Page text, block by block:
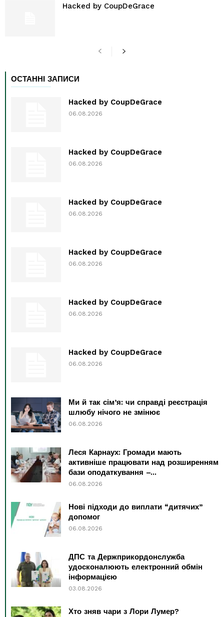
Hacked by CoupDeGrace
ОСТАННІ ЗАПИСИ
Hacked by CoupDeGrace
06.08.2026
Hacked by CoupDeGrace
06.08.2026
Hacked by CoupDeGrace
06.08.2026
Hacked by CoupDeGrace
06.08.2026
Hacked by CoupDeGrace
06.08.2026
Hacked by CoupDeGrace
06.08.2026
Ми й так сім’я: чи справді реєстрація
шлюбу нічого не змінює
06.08.2026
Леся Карнаух: Громади мають
активніше працювати над розширенням
бази оподаткування –...
06.08.2026
Нові підходи до виплати “дитячих”
допомог
06.08.2026
ДПС та Держприкордонслужба
удосконалюють електронний обмін
інформацією
03.08.2026
Хто зняв чари з Лори Лумер?